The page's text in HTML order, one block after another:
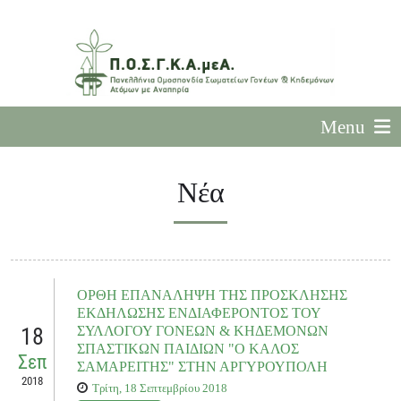
Menu
Νέα
18
Σεπ
2018
ΟΡΘΗ ΕΠΑΝΑΛΗΨΗ ΤΗΣ ΠΡΟΣΚΛΗΣΗΣ
ΕΚΔΗΛΩΣΗΣ ΕΝΔΙΑΦΕΡΟΝΤΟΣ ΤΟΥ
ΣΥΛΛΟΓΟΥ ΓΟΝΕΩΝ & ΚΗΔΕΜΟΝΩΝ
ΣΠΑΣΤΙΚΩΝ ΠΑΙΔΙΩΝ "Ο ΚΑΛΟΣ
ΣΑΜΑΡΕΙΤΗΣ" ΣΤΗΝ ΑΡΓΥΡΟΥΠΟΛΗ
Τρίτη, 18 Σεπτεμβρίου 2018